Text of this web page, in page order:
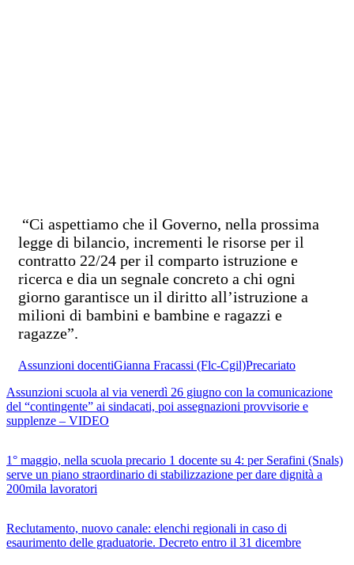
“Ci aspettiamo che il Governo, nella prossima
legge di bilancio, incrementi le risorse per il
contratto 22/24 per il comparto istruzione e
ricerca e dia un segnale concreto a chi ogni
giorno garantisce un il diritto all’istruzione a
milioni di bambini e bambine e ragazzi e
ragazze”.
Assunzioni docentiGianna Fracassi (Flc-Cgil)Precariato
Assunzioni scuola al via venerdì 26 giugno con la comunicazione
del “contingente” ai sindacati, poi assegnazioni provvisorie e
supplenze – VIDEO
1° maggio, nella scuola precario 1 docente su 4: per Serafini (Snals)
serve un piano straordinario di stabilizzazione per dare dignità a
200mila lavoratori
Reclutamento, nuovo canale: elenchi regionali in caso di
esaurimento delle graduatorie. Decreto entro il 31 dicembre